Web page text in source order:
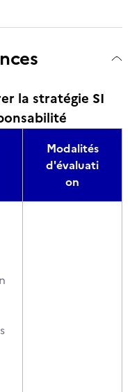
la stratégie SI
Modalités
d'évaluati
on